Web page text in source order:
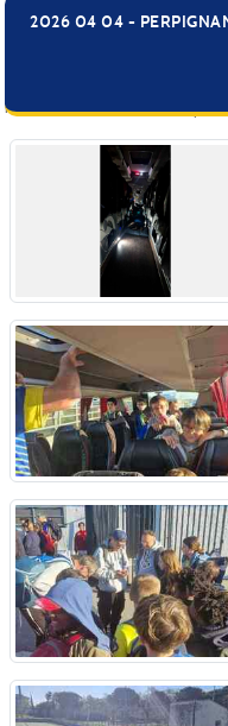
2026 04 04 -
Publié le09 avril 2026par